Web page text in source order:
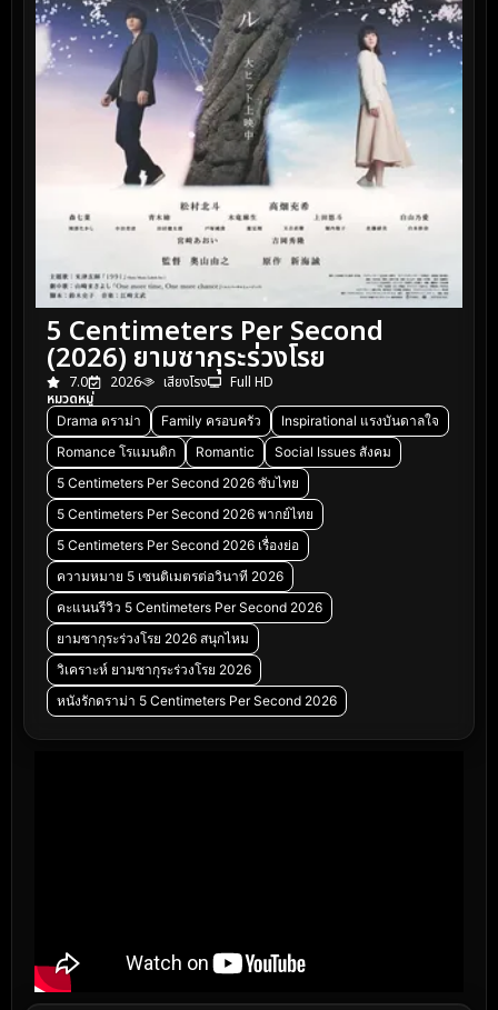
5 Centimeters Per Second
(2026) ยามซากุระร่วงโรย
7.0 2026 เสียงโรง
Full HD
หมวดหมู่
Drama ดราม่า Family ครอบครัว
Inspirational แรงบันดาลใจ
Romance โรแมนติก
Romantic
Social Issues สังคม
5 Centimeters Per Second 2026 ซับไทย
5 Centimeters Per Second 2026 พากย์ไทย
5 Centimeters Per Second 2026 เรื่องย่อ
ความหมาย 5 เซนติเมตรต่อวินาที 2026
คะแนนรีวิว 5 Centimeters Per Second 2026
ยามซากุระร่วงโรย 2026 สนุกไหม
วิเคราะห์ ยามซากุระร่วงโรย 2026
หนังรักดราม่า 5 Centimeters Per Second 2026